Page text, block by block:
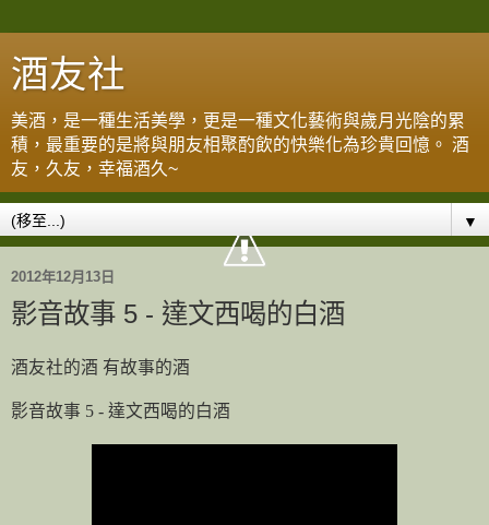
酒友社
美酒，是一種生活美學，更是一種文化藝術與歲月光陰的累
積，最重要的是將與朋友相聚酌飲的快樂化為珍貴回憶。 酒
友，久友，幸福酒久~
▼
2012年12月13日
影音故事 5 - 達文西喝的白酒
酒友社的酒 有故事的酒
影音故事 5 - 達文西喝的白酒